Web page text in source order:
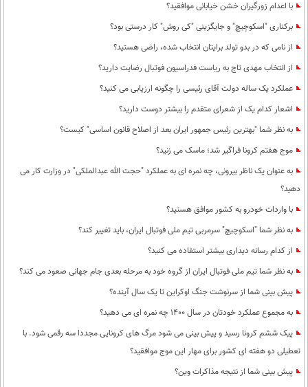
با اعدام زورگیران خشن خیابانی موافقید؟
برکناری "اسکوچیچ" و جایگزینی "کی روش" کار درستی بود؟
از نامی که در بدو تولد برایتان انتخاب شده، راضی هستید؟
از انتخاب مهدی تاج به ریاست فدراسیون فوتبال رضایت دارید؟
عملکرد یک ساله دولت آقای رئیسی را چگونه ارزیابی می کنید؟
اشعار کدام یک از شعرای متقدم را بیشتر دوست دارید؟
به نظر شما "بهترین رئیس جمهور ایران بعد از اصلاح قانون اساسی" کیست؟
موج هفتم کرونا فراگیر شد؛ ماسک می زنید؟
به عنوان یک ناظر بیرونی، چه نمره ای به عملکرد "حجت الله عبدالملکی" در وزارت کار می
دهید؟
با واردات خودرو به کشور موافق هستید؟
به نظر شما "اسکوچیچ" سرمربی تیم ملی فوتبال ایران، باید تغییر کند؟
از کدام رسانه دیداری بیشتر استفاده می کنید؟
به نظر شما تیم ملی فوتبال ایران از گروه خود به مرحله بعدی جام جهانی صعود می کند؟
پیش بینی شما از سرنوشت جنگ اوکراین تا یک سال آینده؟
به مجموع عملکرد خودتان در سال 1400 چه نمره ای می دهید؟
پیک ششم کرونا رسید و پیش بینی می شود مرگ های کرونایی مجددا سه رقمی شود. با
تعطیلی دو هفته ای کشور برای مهار این موج موافقید؟
پیش بینی شما از نتیجه مذاکرات وین؟